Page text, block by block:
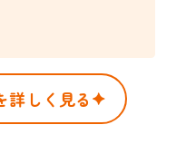
詳しく見る